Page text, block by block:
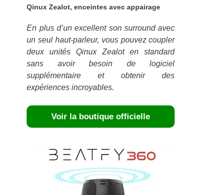
Qinux Zealot, enceintes avec appairage
En plus d’un excellent son surround avec
un seul haut-parleur, vous pouvez coupler
deux unités Qinux Zealot en standard
sans avoir besoin de logiciel
supplémentaire et obtenir des
expériences incroyables.
Voir la boutique officielle